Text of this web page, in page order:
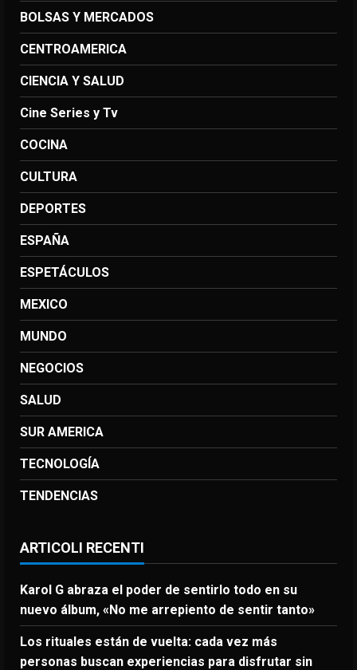
BOLSAS Y MERCADOS
CENTROAMERICA
CIENCIA Y SALUD
Cine Series y Tv
COCINA
CULTURA
DEPORTES
ESPAÑA
ESPETÁCULOS
MEXICO
MUNDO
NEGOCIOS
SALUD
SUR AMERICA
TECNOLOGÍA
TENDENCIAS
ARTICOLI RECENTI
Karol G abraza el poder de sentirlo todo en su
nuevo álbum, «No me arrepiento de sentir tanto»
Los rituales están de vuelta: cada vez más
personas buscan experiencias para disfrutar sin